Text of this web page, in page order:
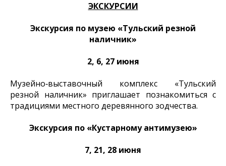
ЭКСКУРСИИ
Экскурсия по музею «Тульский резной
наличник»
2, 6, 27 июня
Музейно‑выставочный комплекс «Тульский
резной наличник» приглашает познакомиться с
традициями местного деревянного зодчества.
Экскурсия по «Кустарному антимузею»
7, 21, 28 июня